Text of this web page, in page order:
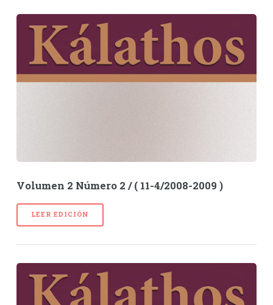
Volumen 2 Número 2 / ( 11-4/2008-2009 )
LEER EDICIÓN